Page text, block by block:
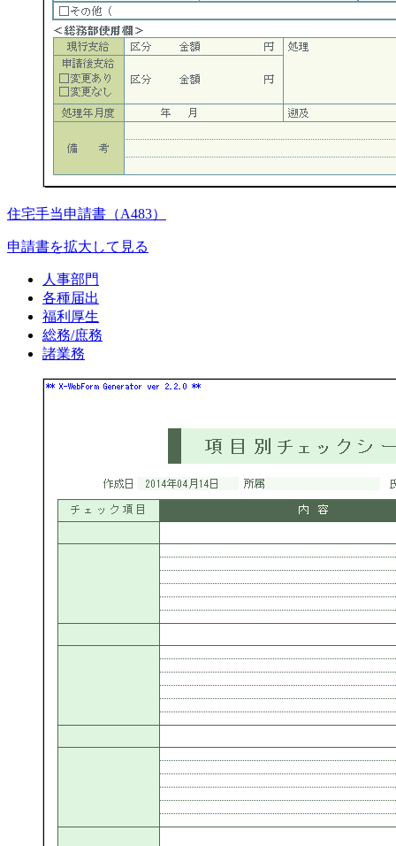
住宅手当申請書（A483）
申請書を拡大して見る
人事部門
各種届出
福利厚生
総務/庶務
諸業務